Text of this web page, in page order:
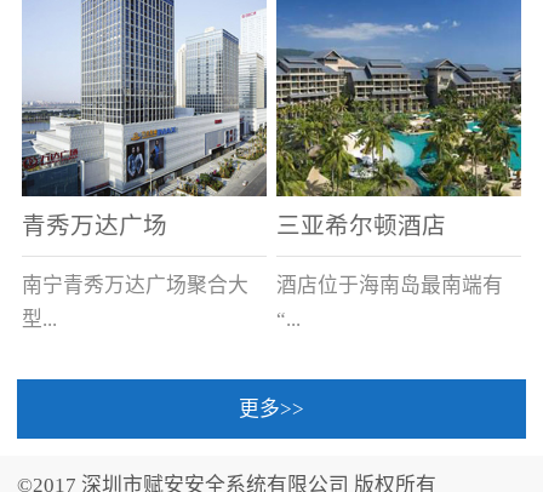
青秀万达广场
南宁青秀万达广场聚合大
型...
三亚希尔顿酒店
酒店位于海南岛最南端有
“...
中国的海岛天堂”之美称的
更多>>
©2017 深圳市赋安安全系统有限公司 版权所有